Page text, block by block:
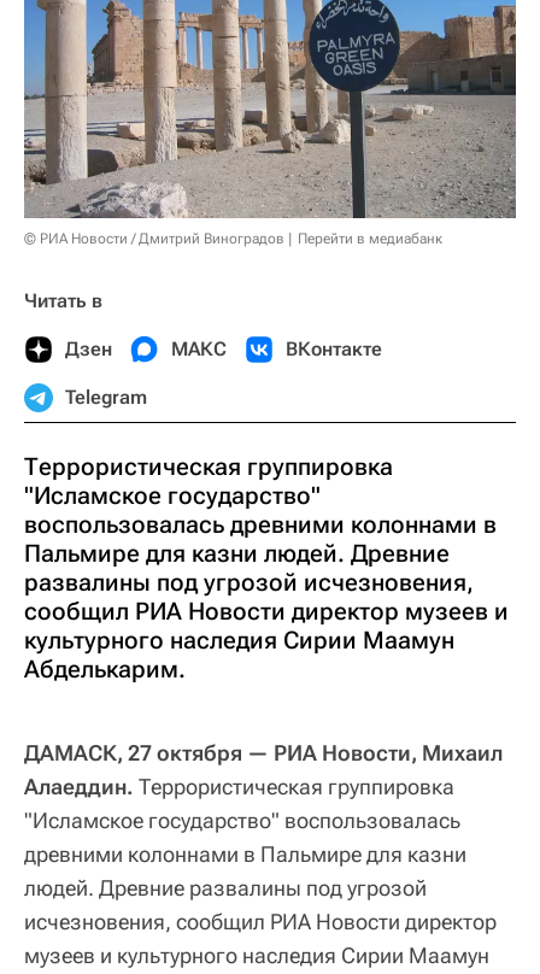
© РИА Новости / Дмитрий Виноградов Перейти в медиабанк
Читать в
Дзен МАКС ВКонтакте
Telegram
Террористическая группировка
"Исламское государство"
воспользовалась древними колоннами в
Пальмире для казни людей. Древние
развалины под угрозой исчезновения,
сообщил РИА Новости директор музеев и
культурного наследия Сирии Маамун
Абделькарим.
ДАМАСК, 27 октября — РИА Новости, Михаил
Алаеддин. Террористическая группировка
"Исламское государство" воспользовалась
древними колоннами в Пальмире для казни
людей. Древние развалины под угрозой
исчезновения, сообщил РИА Новости директор
музеев и культурного наследия Сирии Маамун